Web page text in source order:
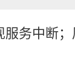
服务中断